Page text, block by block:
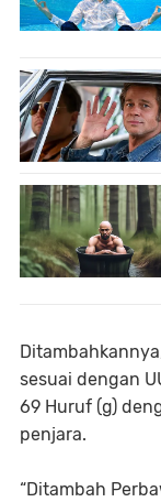
sesuai dengan
69 Huruf (g)
penjara.
“Ditambah